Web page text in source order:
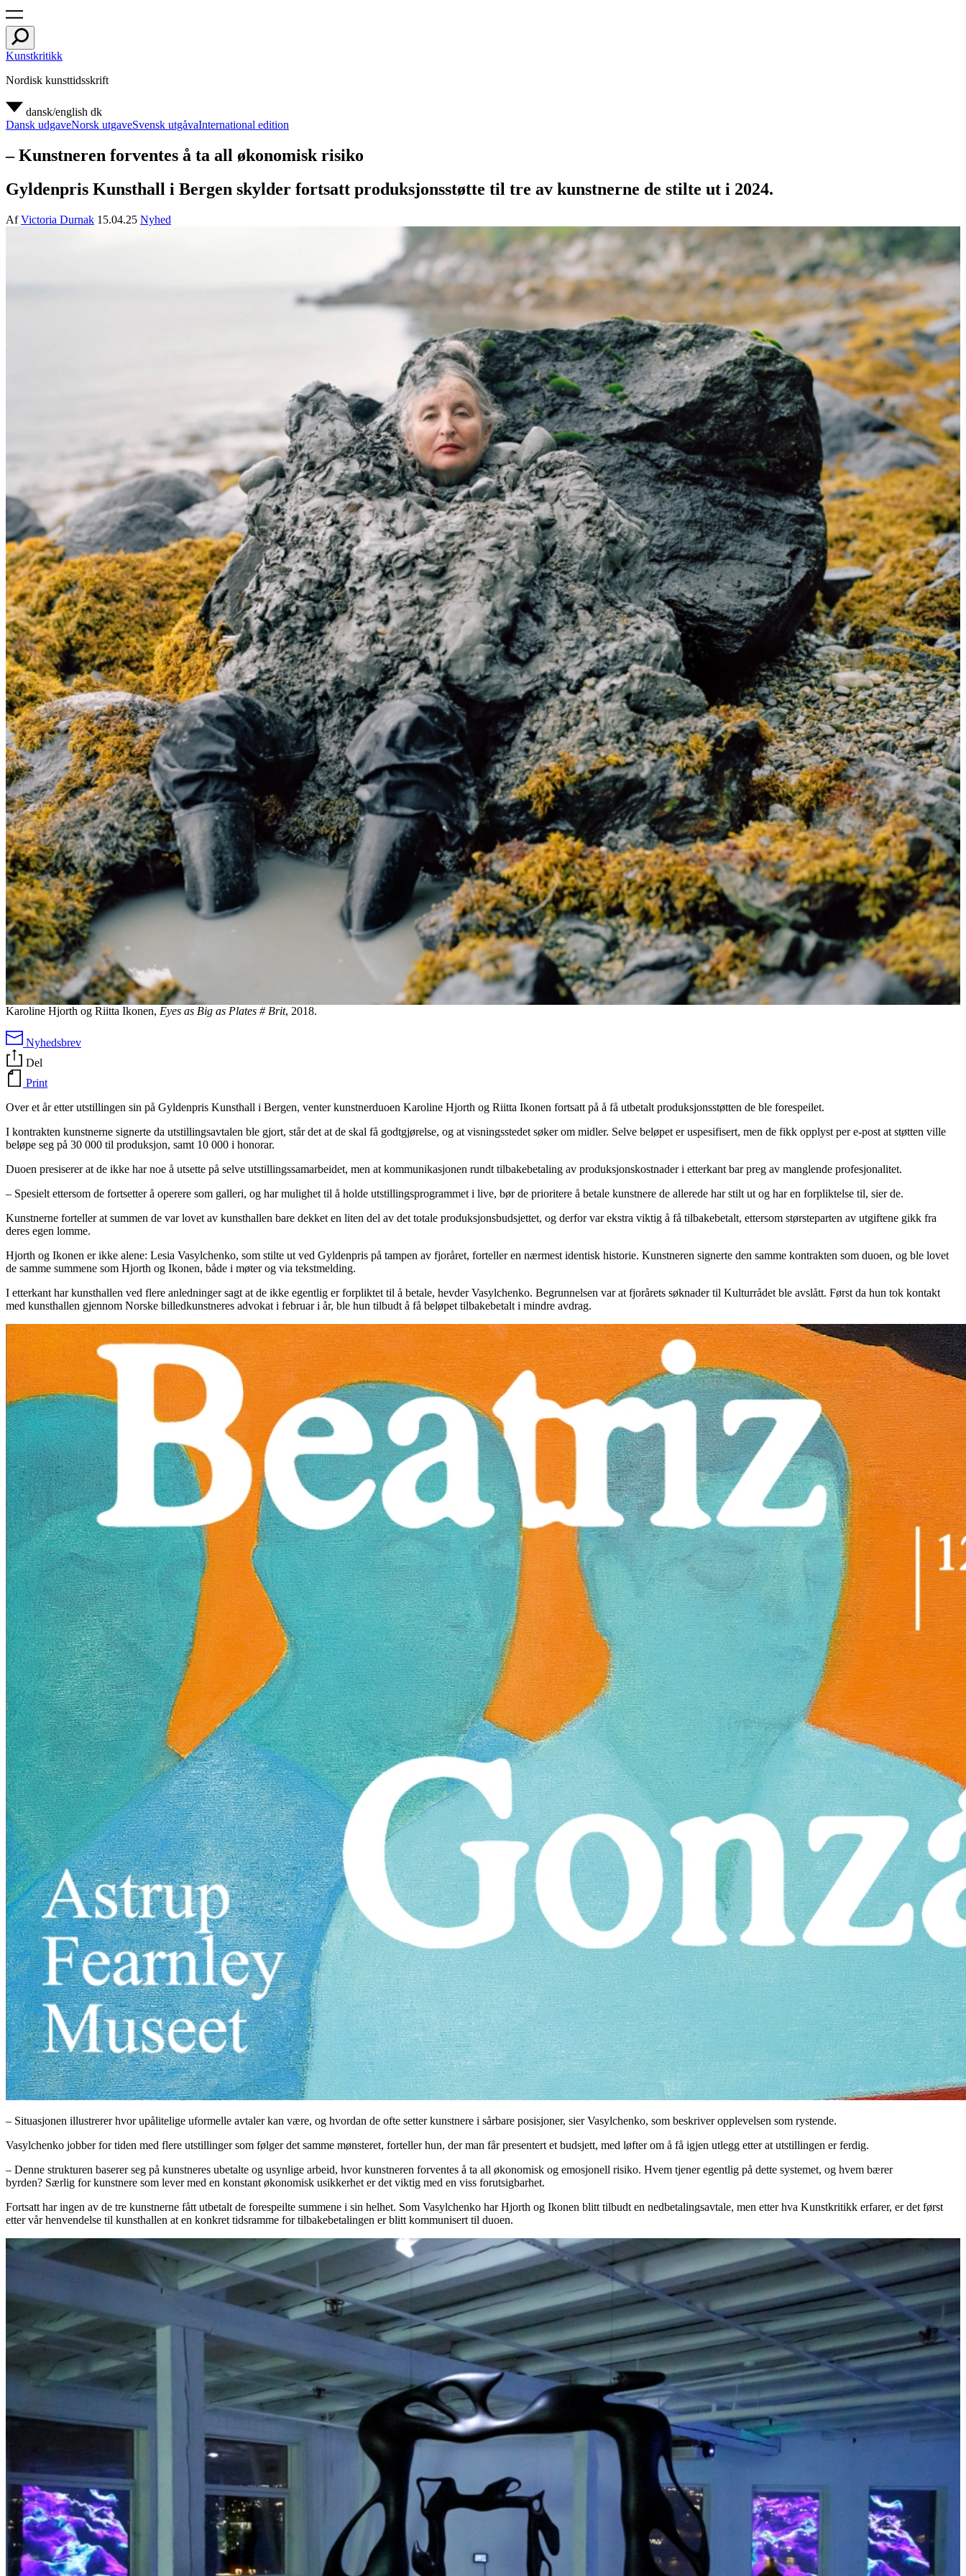
Kunstkritikk
Nordisk kunsttidsskrift
dansk/english dk
Dansk udgaveNorsk utgaveSvensk utgåvaInternational edition
– Kunstneren forventes å ta all økonomisk risiko
Gyldenpris Kunsthall i Bergen skylder fortsatt produksjonsstøtte til tre av kunstnerne de stilte ut i 2024.
AfVictoria Durnak 15.04.25 Nyhed
Karoline Hjorth og Riitta Ikonen, Eyes as Big as Plates # Brit, 2018.
Nyhedsbrev
Del
Print
Over et år etter utstillingen sin på Gyldenpris Kunsthall i Bergen, venter kunstnerduoen Karoline Hjorth og Riitta Ikonen fortsatt på å få utbetalt produksjonsstøtten de ble forespeilet.
I kontrakten kunstnerne signerte da utstillingsavtalen ble gjort, står det at de skal få godtgjørelse, og at visningsstedet søker om midler. Selve beløpet er uspesifisert, men de fikk opplyst per e-post at støtten ville
beløpe seg på 30 000 til produksjon, samt 10 000 i honorar.
Duoen presiserer at de ikke har noe å utsette på selve utstillingssamarbeidet, men at kommunikasjonen rundt tilbakebetaling av produksjonskostnader i etterkant bar preg av manglende profesjonalitet.
– Spesielt ettersom de fortsetter å operere som galleri, og har mulighet til å holde utstillingsprogrammet i live, bør de prioritere å betale kunstnere de allerede har stilt ut og har en forpliktelse til, sier de.
Kunstnerne forteller at summen de var lovet av kunsthallen bare dekket en liten del av det totale produksjonsbudsjettet, og derfor var ekstra viktig å få tilbakebetalt, ettersom størsteparten av utgiftene gikk fra
deres egen lomme.
Hjorth og Ikonen er ikke alene: Lesia Vasylchenko, som stilte ut ved Gyldenpris på tampen av fjoråret, forteller en nærmest identisk historie. Kunstneren signerte den samme kontrakten som duoen, og ble lovet
de samme summene som Hjorth og Ikonen, både i møter og via tekstmelding.
I etterkant har kunsthallen ved flere anledninger sagt at de ikke egentlig er forpliktet til å betale, hevder Vasylchenko. Begrunnelsen var at fjorårets søknader til Kulturrådet ble avslått. Først da hun tok kontakt
med kunsthallen gjennom Norske billedkunstneres advokat i februar i år, ble hun tilbudt å få beløpet tilbakebetalt i mindre avdrag.
– Situasjonen illustrerer hvor upålitelige uformelle avtaler kan være, og hvordan de ofte setter kunstnere i sårbare posisjoner, sier Vasylchenko, som beskriver opplevelsen som rystende.
Vasylchenko jobber for tiden med flere utstillinger som følger det samme mønsteret, forteller hun, der man får presentert et budsjett, med løfter om å få igjen utlegg etter at utstillingen er ferdig.
– Denne strukturen baserer seg på kunstneres ubetalte og usynlige arbeid, hvor kunstneren forventes å ta all økonomisk og emosjonell risiko. Hvem tjener egentlig på dette systemet, og hvem bærer
byrden? Særlig for kunstnere som lever med en konstant økonomisk usikkerhet er det viktig med en viss forutsigbarhet.
Fortsatt har ingen av de tre kunstnerne fått utbetalt de forespeilte summene i sin helhet. Som Vasylchenko har Hjorth og Ikonen blitt tilbudt en nedbetalingsavtale, men etter hva Kunstkritikk erfarer, er det først
etter vår henvendelse til kunsthallen at en konkret tidsramme for tilbakebetalingen er blitt kommunisert til duoen.